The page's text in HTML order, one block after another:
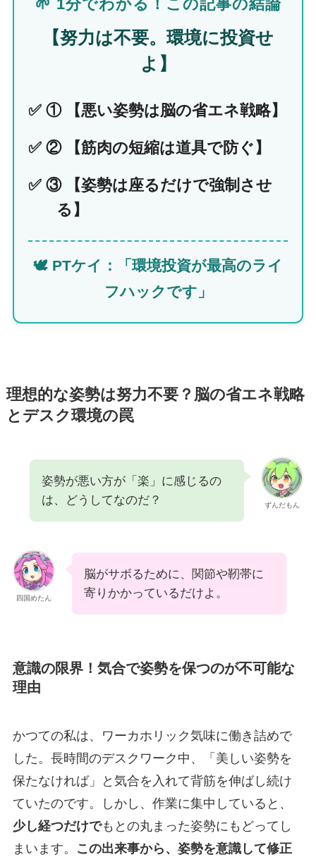
🌱 1分でわかる！この記事の結論
【努力は不要。環境に投資せ
よ】
✅ ① 【悪い姿勢は脳の省エネ戦略】
✅ ② 【筋肉の短縮は道具で防ぐ】
✅ ③ 【姿勢は座るだけで強制させ
る】
🕊️ PTケイ：「環境投資が最高のライ
フハックです」
理想的な姿勢は努力不要？脳の省エネ戦略
とデスク環境の罠
ずんだもん
姿勢が悪い方が「楽」に感じるの
は、どうしてなのだ？
四国めたん
脳がサボるために、関節や靭帯に
寄りかかっているだけよ。
意識の限界！気合で姿勢を保つのが不可能な
理由
かつての私は、ワーカホリック気味に働き詰めで
した。長時間のデスクワーク中、「美しい姿勢を
保たなければ」と気合を入れて背筋を伸ばし続け
ていたのです。しかし、作業に集中していると、
少し経つだけでもとの丸まった姿勢にもどってし
まいます。
この出来事から、姿勢を意識して修正